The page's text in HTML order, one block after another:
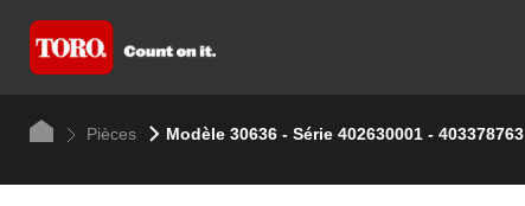
Pièces Modèle 30636 - Série 402630001 - 403378763